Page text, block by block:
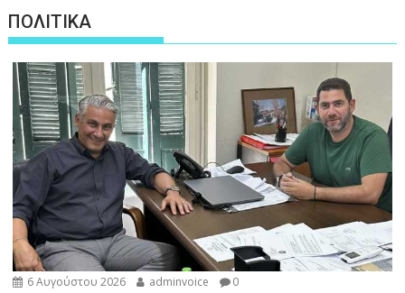
ΠΟΛΙΤΙΚΑ
6 Αυγούστου 2026 adminvoice 0